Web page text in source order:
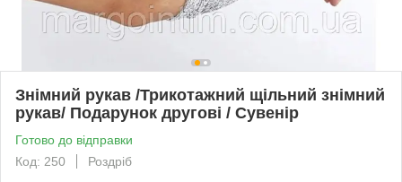
Знімний рукав /Трикотажний щільний знімний
рукав/ Подарунок другові / Сувенір
Готово до відправки
Код: 250
Роздріб